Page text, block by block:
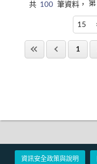
共 100 筆資料， 第
1
資訊安全政策與說明